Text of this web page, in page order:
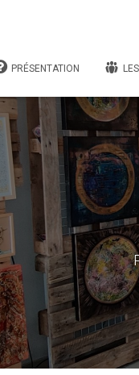
PRÉSENTATION